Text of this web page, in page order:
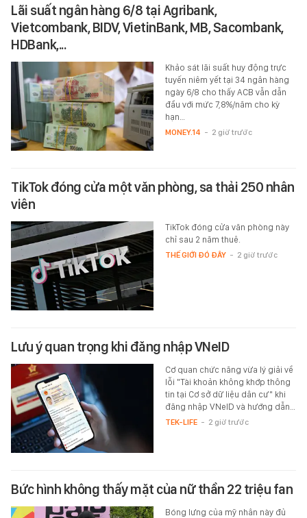
Lãi suất ngân hàng 6/8 tại Agribank,
Vietcombank, BIDV, VietinBank, MB, Sacombank,
HDBank,...
Khảo sát lãi suất huy động trực
tuyến niêm yết tại 34 ngân hàng
ngày 6/8 cho thấy ACB vẫn dẫn
đầu với mức 7,8%/năm cho kỳ
hạn…
MONEY.14 - 2 giờ trước
TikTok đóng cửa một văn phòng, sa thải 250 nhân
viên
TikTok đóng cửa văn phòng này
chỉ sau 2 năm thuê.
THẾ GIỚI ĐÓ ĐÂY - 2 giờ trước
Lưu ý quan trọng khi đăng nhập VNeID
Cơ quan chức năng vừa lý giải về
lỗi "Tài khoản không khớp thông
tin tại Cơ sở dữ liệu dân cư" khi
đăng nhập VNeID và hướng dẫn…
TEK-LIFE - 2 giờ trước
Bức hình không thấy mặt của nữ thần 22 triệu fan
Bóng lưng của mỹ nhân này đủ